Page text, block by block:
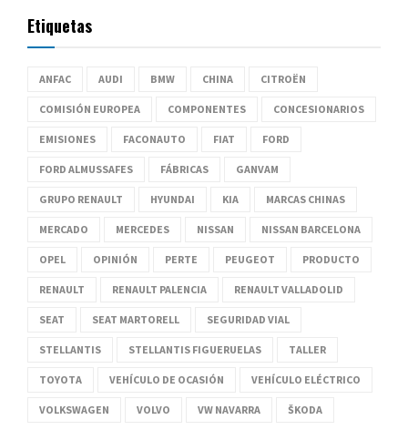
Etiquetas
ANFAC AUDI BMW CHINA CITROËN
COMISIÓN EUROPEA COMPONENTES CONCESIONARIOS
EMISIONES FACONAUTO FIAT FORD
FORD ALMUSSAFES FÁBRICAS GANVAM
GRUPO RENAULT HYUNDAI KIA MARCAS CHINAS
MERCADO MERCEDES NISSAN NISSAN BARCELONA
OPEL OPINIÓN PERTE PEUGEOT PRODUCTO
RENAULT RENAULT PALENCIA RENAULT VALLADOLID
SEAT SEAT MARTORELL SEGURIDAD VIAL
STELLANTIS STELLANTIS FIGUERUELAS TALLER
TOYOTA VEHÍCULO DE OCASIÓN VEHÍCULO ELÉCTRICO
VOLKSWAGEN VOLVO VW NAVARRA ŠKODA